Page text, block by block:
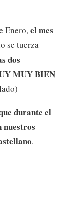
Enero,el mes
se tuerza
dos
MUY BIEN
durante el
nuestros
.